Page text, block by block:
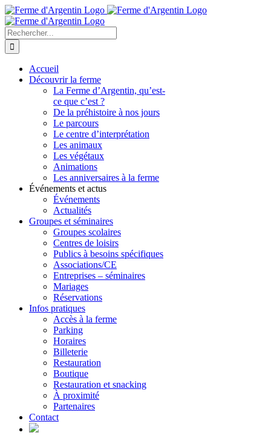
Skip
to
content
Rechercher
Accueil
Découvrir la ferme
La Ferme d’Argentin, qu’est-
ce que c’est ?
De la préhistoire à nos jours
Le parcours
Le centre d’interprétation
Les animaux
Les végétaux
Animations
Les anniversaires à la ferme
Événements et actus
Événements
Actualités
Groupes et séminaires
Groupes scolaires
Centres de loisirs
Publics à besoins spécifiques
Associations/CE
Entreprises – séminaires
Mariages
Réservations
Infos pratiques
Accès à la ferme
Parking
Horaires
Billeterie
Restauration
Boutique
Restauration et snacking
À proximité
Partenaires
Contact